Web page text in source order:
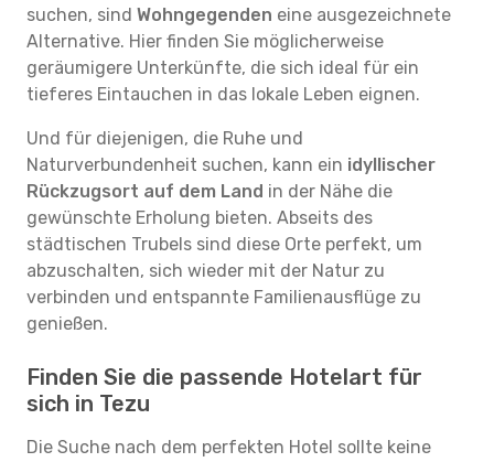
suchen, sind Wohngegenden eine ausgezeichnete
Alternative. Hier finden Sie möglicherweise
geräumigere Unterkünfte, die sich ideal für ein
tieferes Eintauchen in das lokale Leben eignen.
Und für diejenigen, die Ruhe und
Naturverbundenheit suchen, kann ein idyllischer
Rückzugsort auf dem Land in der Nähe die
gewünschte Erholung bieten. Abseits des
städtischen Trubels sind diese Orte perfekt, um
abzuschalten, sich wieder mit der Natur zu
verbinden und entspannte Familienausflüge zu
genießen.
Finden Sie die passende Hotelart für
sich in Tezu
Die Suche nach dem perfekten Hotel sollte keine